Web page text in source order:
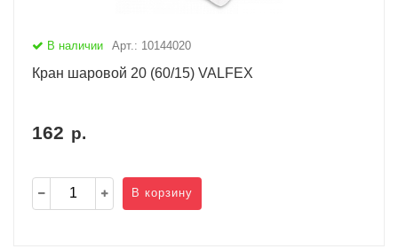
В наличии Арт.: 10144020
Кран шаровой 20 (60/15) VALFEX
162 р.
В корзину